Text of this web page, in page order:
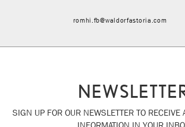
romhi.fb@waldorfastoria.com
SIGN UP FOR OUR NEWSLETTER TO RECEIVE